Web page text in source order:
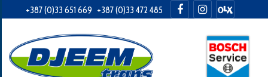
+387 (0)33 651 669 +387 (0)33 472 485
Informacije
o